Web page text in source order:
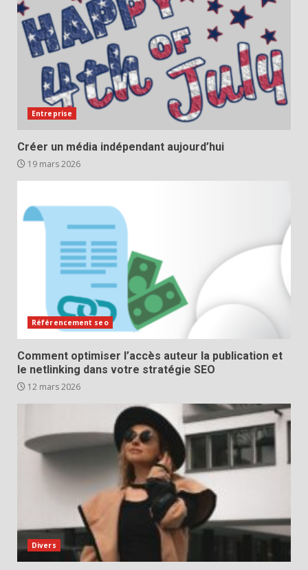
Entreprise
Créer un média indépendant aujourd’hui
19 mars 2026
Référencement seo
Comment optimiser l’accès auteur la publication et
le netlinking dans votre stratégie SEO
12 mars 2026
Divers